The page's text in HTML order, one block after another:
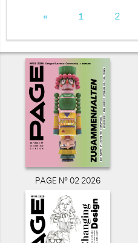
« 1 2
PAGE N° 02 2026